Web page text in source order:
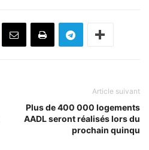
Article suivant
Plus de 400 000 logements
AADL seront réalisés lors du
prochain quinqu